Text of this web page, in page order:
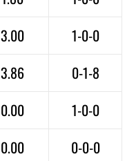
3.00 1-0-0
3.86 0-1-8
0.00 1-0-0
0.00 0-0-0